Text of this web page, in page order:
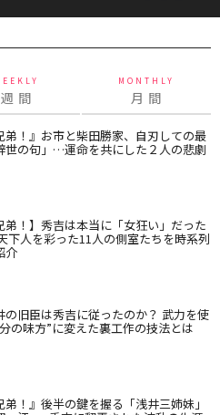
週 間
MONTHLY
月 間
弟！』お市と柴田勝家、自刃しての最
世の句」…運命を共にした２人の悲劇
弟！】秀吉は本当に「女狂い」だった
下人を彩った11人の側室たちを時系列
介
の旧臣は秀吉に従ったのか？ 武力を使
の味方”に変えた裏工作の技法とは
弟！』後半の鍵を握る「浅井三姉妹」